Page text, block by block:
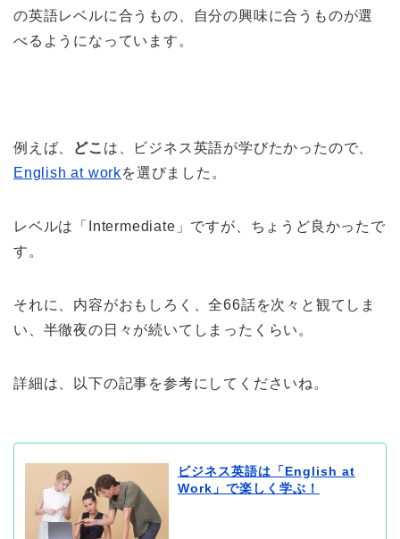
の英語レベルに合うもの、自分の興味に合うものが選
べるようになっています。
例えば、 どこ は、ビジネス英語が学びたかったので、
English at workを選びました。
レベルは「Intermediate」ですが、ちょうど良かったで
す。
それに、内容がおもしろく、全66話を次々と観てしま
い、半徹夜の日々が続いてしまったくらい。
詳細は、以下の記事を参考にしてくださいね。
ビジネス英語は「English at
Work」で楽しく学ぶ！